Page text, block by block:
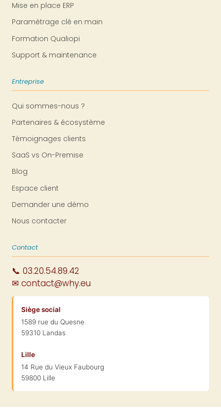
Mise en place ERP
Paramétrage clé en main
Formation Qualiopi
Support & maintenance
Entreprise
Qui sommes-nous ?
Partenaires & écosystème
Témoignages clients
SaaS vs On-Premise
Blog
Espace client
Demander une démo
Nous contacter
Contact
📞 03.20.54.89.42
✉ contact@why.eu
Siège social
1589 rue du Quesne
59310 Landas
Lille
14 Rue du Vieux Faubourg
59800 Lille